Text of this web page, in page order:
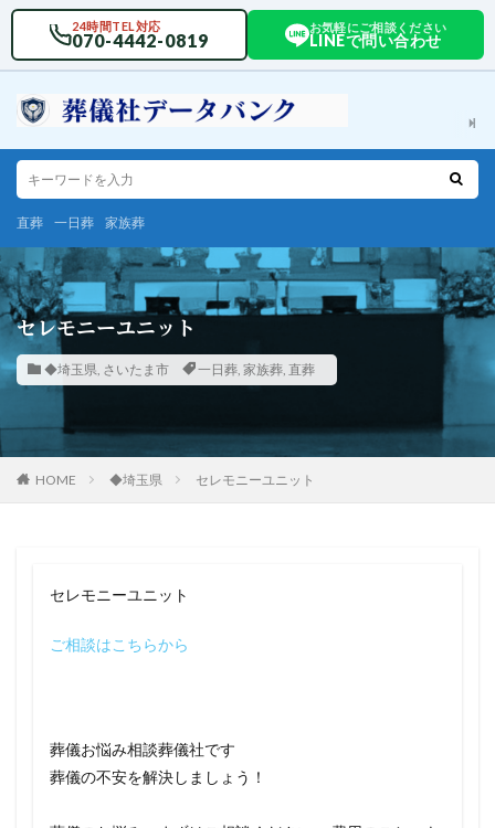
24時間TEL対応
070-4442-0819
お気軽にご相談ください
LINEで問い合わせ
直葬 一日葬 家族葬
セレモニーユニット
◆埼玉県, さいたま市 一日葬, 家族葬, 直葬
HOME ◆埼玉県 セレモニーユニット
セレモニーユニット
ご相談はこちらから
葬儀お悩み相談葬儀社です
葬儀の不安を解決しましょう！